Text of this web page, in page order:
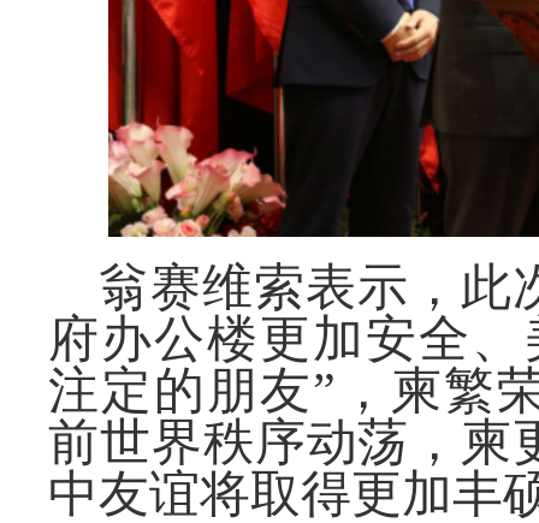
翁赛维索表示，此
府办公楼更加安全
注定的朋友”，柬繁
前世界秩序动荡，柬
中友谊将取得更加丰